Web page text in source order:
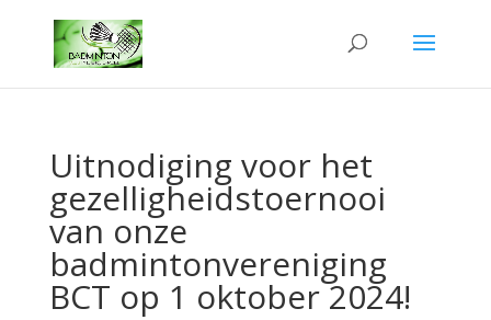
Uitnodiging voor het
gezelligheidstoernooi
van onze
badmintonvereniging
BCT op 1 oktober 2024!